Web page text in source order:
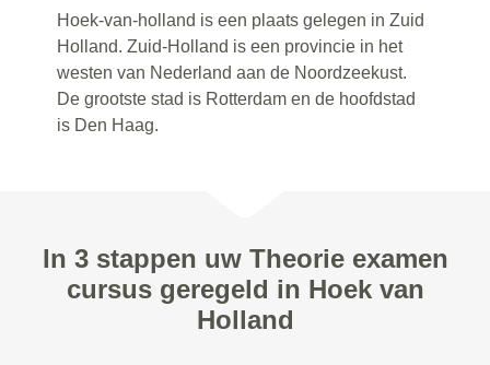
Hoek-van-holland is een plaats gelegen in Zuid
Holland. Zuid-Holland is een provincie in het
westen van Nederland aan de Noordzeekust.
De grootste stad is Rotterdam en de hoofdstad
is Den Haag.
In 3 stappen uw Theorie examen
cursus geregeld in Hoek van
Holland